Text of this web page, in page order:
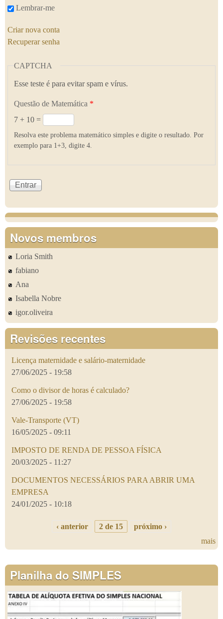
Lembrar-me
Criar nova conta
Recuperar senha
CAPTCHA
Esse teste é para evitar spam e vírus.
Questão de Matemática *
7 + 10 =
Resolva este problema matemático simples e digite o resultado. Por
exemplo para 1+3, digite 4.
Novos membros
Loria Smith
fabiano
Ana
Isabella Nobre
igor.oliveira
Revisões recentes
Licença maternidade e salário-maternidade
27/06/2025 - 19:58
Como o divisor de horas é calculado?
27/06/2025 - 19:58
Vale-Transporte (VT)
16/05/2025 - 09:11
IMPOSTO DE RENDA DE PESSOA FÍSICA
20/03/2025 - 11:27
DOCUMENTOS NECESSÁRIOS PARA ABRIR UMA
EMPRESA
24/01/2025 - 10:18
‹ anterior 2 de 15
próximo ›
mais
Planilha do SIMPLES